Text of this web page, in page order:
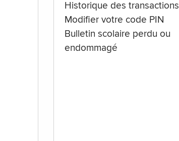
Historique des transactions
Modifier votre code PIN
Bulletin scolaire perdu ou
endommagé